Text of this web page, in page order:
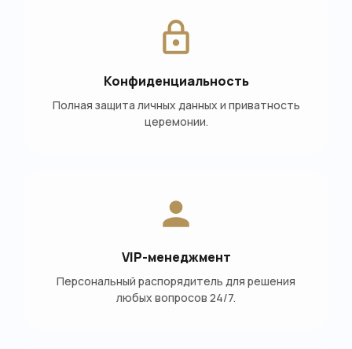
Конфиденциальность
Полная защита личных данных и приватность
церемонии.
VIP-менеджмент
Персональный распорядитель для решения
любых вопросов 24/7.